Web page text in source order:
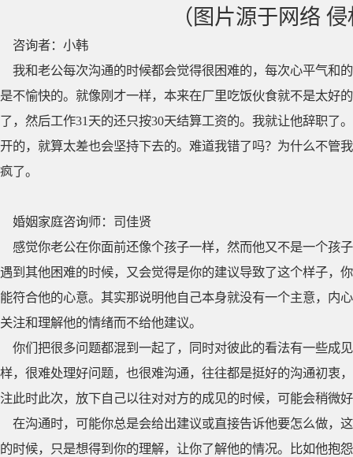
（图片源于网络
咨询者：小韩
我和老公每次沟通的时候都会觉得很困难的，每次心平气和
是不愉快的。就像刚才一样，本来在厂里吃饭伙食就不是太好
了，然后工作31天的还只按30天结算工资的。我就让他辞职了
开的，就算太差也会坚持下去的。难道我错了吗？为什么不管
疯了。
婚姻家庭咨询师：司佳贤
感觉你老公在你面前还像个孩子一样，然而他又不是一个孩
遇到其他困难的时候，又会觉得是你的建议导致了这个样子，
能符合他的心意。其实那说明他自己本身就没有一个主意，内
关注和理解他的情绪而不给他建议。
你们把很多问题都混到一起了，同时对彼此的看法有一些成
样，很难处理好问题，也很难沟通，往往都是挺好的沟通初衷
注此时此次，放下自己以往对对方的成见的时候，可能会稍微
在沟通时，可能你总是会给出建议或直接告诉他要怎么做，
的时候，只是想得到你的理解，让你了解他的情况。比如他抱